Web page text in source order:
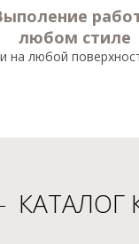
любом стиле
и на любой
КАТАЛОГ